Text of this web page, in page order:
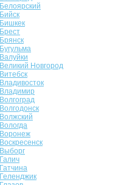
Белоярский
Бийск
Бишкек
Брест
Брянск
Бугульма
Валуйки
Великий Новгород
Витебск
Владивосток
Владимир
Волгоград
Волгодонск
Волжский
Вологда
Воронеж
Воскресенск
Выборг
Галич
Гатчина
Геленджик